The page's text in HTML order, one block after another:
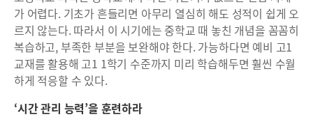
가 어렵다. 기초가 흔들리면 아무리 열심히 해도 성적이 쉽게 오
르지 않는다. 따라서 이 시기에는 중학교 때 놓친 개념을 꼼꼼히
복습하고, 부족한 부분을 보완해야 한다. 가능하다면 예비 고1
교재를 활용해 고1 1학기 수준까지 미리 학습해두면 훨씬 수월
하게 적응할 수 있다.
‘시간 관리 능력’을 훈련하라